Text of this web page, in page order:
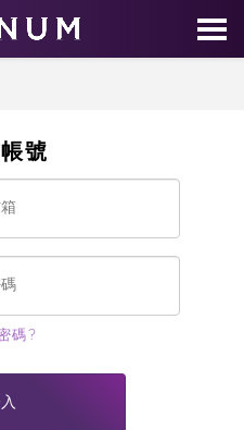
號
碼?